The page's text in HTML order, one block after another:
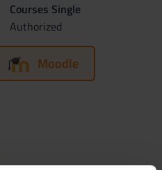
Courses Single
Authorized
Moodle